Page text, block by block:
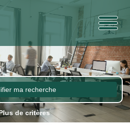
ma recherche
de critères